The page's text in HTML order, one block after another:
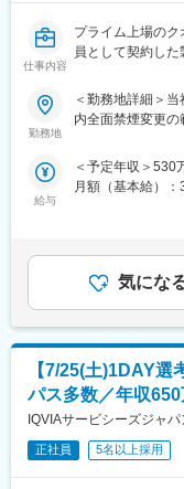
(3)多様なキャリ
MRとしてのキャ
エスト制度を用
の挑戦もできる環
て、医師、薬剤
用情報を収集を
・ジェネリック
※1プロジェクト
※プロジェクトマ
活動についてフ
し、素早くフォ
変更の範囲：会社
仕事内容
プライム上場の
員として契約し
当社は「ひとり
針を掲げ、育成プ
■当社の魅力：
慢性疾患など幅
専門領域プログ
合研修（症例検
試験など、個人
知見を身に着け
きるプロジェク
ます。
(2)トップクラス
のプロジェクト
が可能です。20
勤務地
＜勤務地詳細＞
内全面禁煙変更
給与
＜予定年収＞530
月額（基本給）
などを考慮し、
当・日当含む750
目安の金額であり
給(月額)は固定手
気にな
【7/25(土)1DAY
パス多数／年収650
IQVIAサービシーズジャ
正社員 5名以上採用